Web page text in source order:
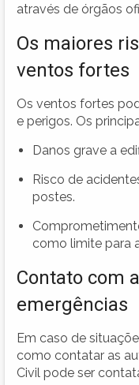
através de órgãos
Os maiores
ventos fortes
Os ventos fortes
e perigos. Os
Danos grave a
Risco de
postes.
como limite para
Contato com
emergências
Em caso de
como contatar as
Civil pode ser